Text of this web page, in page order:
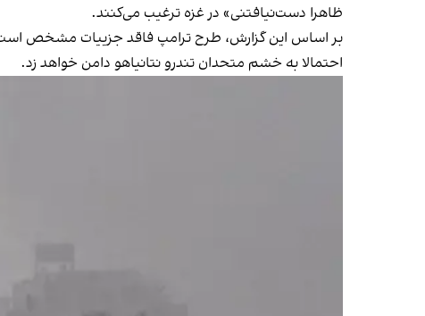
ظاهرا دست‌نیافتنی» در غزه ترغیب می‌کنند.
بر اساس این گزارش، طرح ترامپ فاقد جزییات مشخص
احتمالا به خشم متحدان تندرو نتانیاهو دامن خواهد زد.